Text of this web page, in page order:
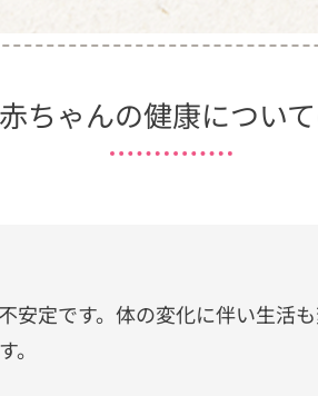
ちゃんの健康につい
安定です。体の変化に伴い生活
。